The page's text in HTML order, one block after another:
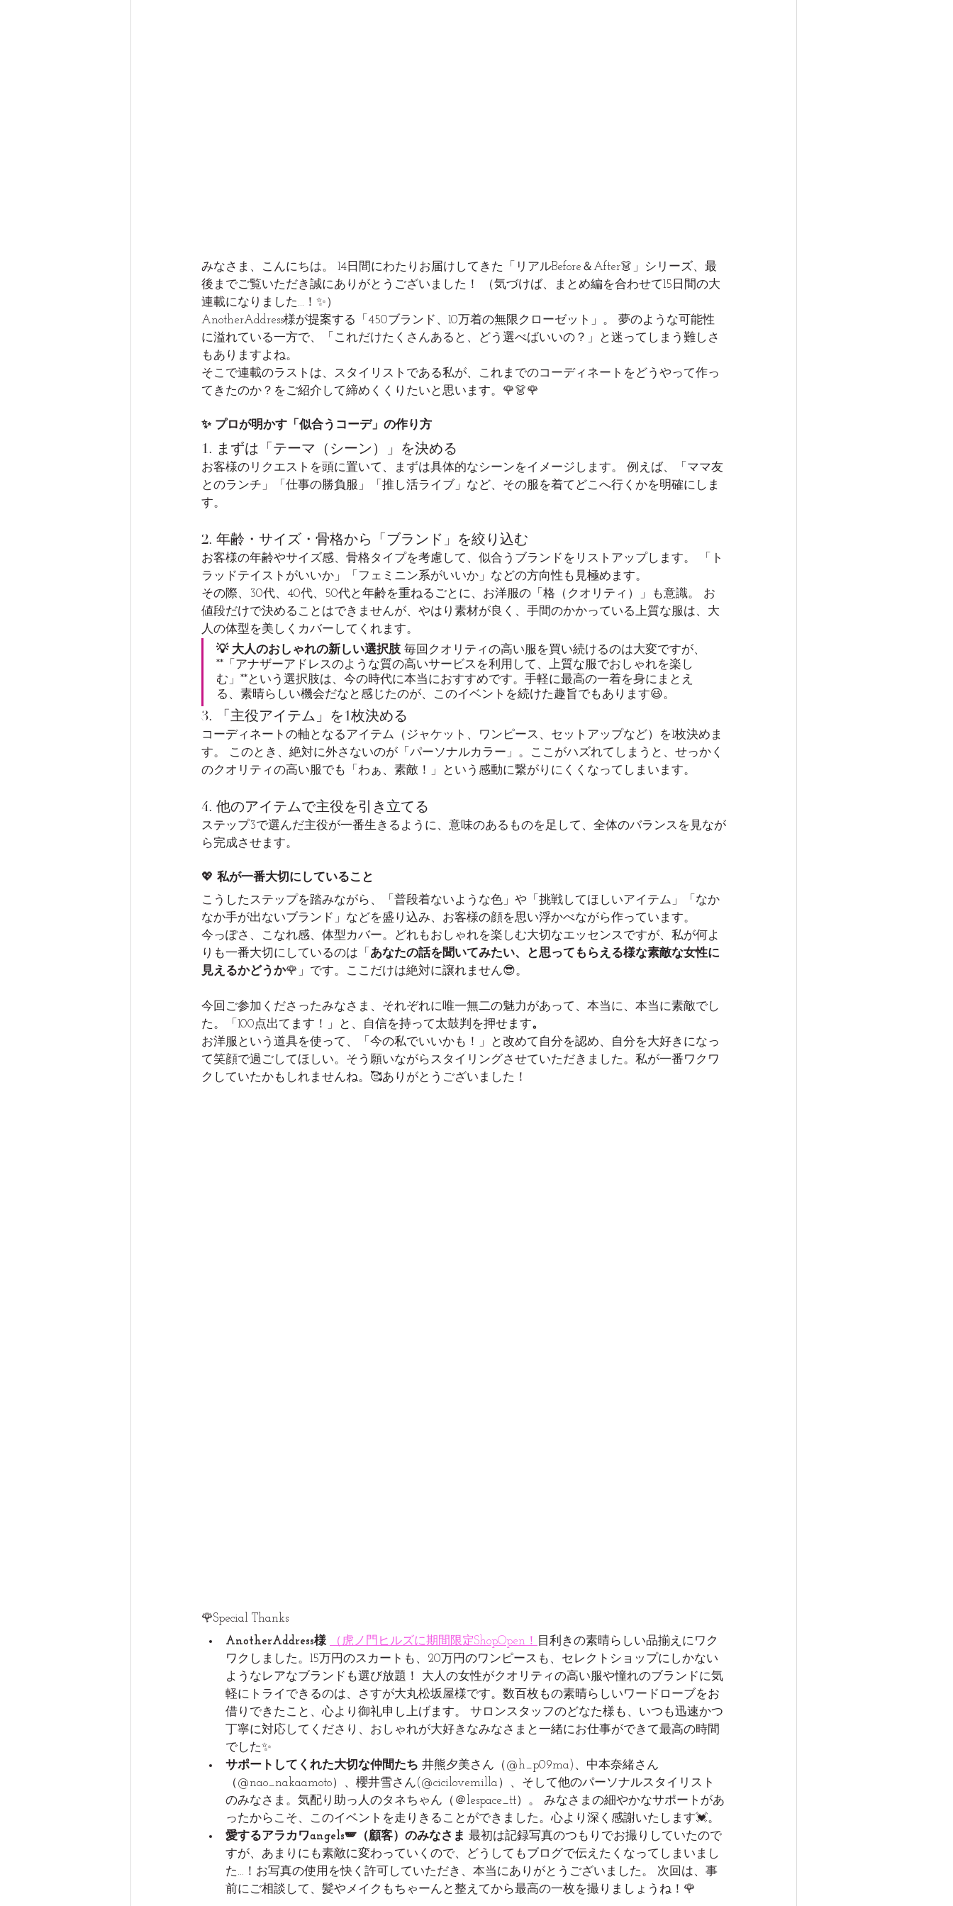
みなさま、こんにちは。 14日間にわたりお届けしてきた「リアルBefore＆After👗」シリーズ、最
後までご覧いただき誠にありがとうございました！ （気づけば、まとめ編を合わせて15日間の大
連載になりました…！✨）
AnotherAddress様が提案する「450ブランド、10万着の無限クローゼット」。 夢のような可能性
に溢れている一方で、「これだけたくさんあると、どう選べばいいの？」と迷ってしまう難しさ
もありますよね。
そこで連載のラストは、スタイリストである私が、これまでのコーディネートをどうやって作っ
てきたのか？をご紹介して締めくくりたいと思います。🌹👗🌹
✨ プロが明かす「似合うコーデ」の作り方
1. まずは「テーマ（シーン）」を決める
お客様のリクエストを頭に置いて、まずは具体的なシーンをイメージします。 例えば、「ママ友
とのランチ」「仕事の勝負服」「推し活ライブ」など、その服を着てどこへ行くかを明確にしま
す。
2. 年齢・サイズ・骨格から「ブランド」を絞り込む
お客様の年齢やサイズ感、骨格タイプを考慮して、似合うブランドをリストアップします。 「ト
ラッドテイストがいいか」「フェミニン系がいいか」などの方向性も見極めます。
その際、30代、40代、50代と年齢を重ねるごとに、お洋服の「格（クオリティ）」も意識。 お
値段だけで決めることはできませんが、やはり素材が良く、手間のかかっている上質な服は、大
人の体型を美しくカバーしてくれます。
💡 大人のおしゃれの新しい選択肢 毎回クオリティの高い服を買い続けるのは大変ですが、
**「アナザーアドレスのような質の高いサービスを利用して、上質な服でおしゃれを楽し
む」**という選択肢は、今の時代に本当におすすめです。手軽に最高の一着を身にまとえ
る、素晴らしい機会だなと感じたのが、このイベントを続けた趣旨でもあります😃。
3. 「主役アイテム」を1枚決める
コーディネートの軸となるアイテム（ジャケット、ワンピース、セットアップなど）を1枚決めま
す。 このとき、絶対に外さないのが「パーソナルカラー」。ここがハズれてしまうと、せっかく
のクオリティの高い服でも「わぁ、素敵！」という感動に繋がりにくくなってしまいます。
4. 他のアイテムで主役を引き立てる
ステップ3で選んだ主役が一番生きるように、意味のあるものを足して、全体のバランスを見なが
ら完成させます。
💖 私が一番大切にしていること
こうしたステップを踏みながら、「普段着ないような色」や「挑戦してほしいアイテム」「なか
なか手が出ないブランド」などを盛り込み、お客様の顔を思い浮かべながら作っています。
今っぽさ、こなれ感、体型カバー。どれもおしゃれを楽しむ大切なエッセンスですが、私が何よ
りも一番大切にしているのは「 あなたの話を聞いてみたい、と思ってもらえる様な素敵な女性に
見えるかどうか🌹」です。ここだけは絶対に譲れません😎。
今回ご参加くださったみなさま、それぞれに唯一無二の魅力があって、本当に、本当に素敵でし
た。「100点出てます！」と、自信を持って太鼓判を押せます。
お洋服という道具を使って、「今の私でいいかも！」と改めて自分を認め、自分を大好きになっ
て笑顔で過ごしてほしい。そう願いながらスタイリングさせていただきました。私が一番ワクワ
クしていたかもしれませんね。🥰ありがとうございました！
🌹Special Thanks
AnotherAddress様
（ 虎ノ門ヒルズに期間限定ShopOpen！ 目利きの素晴らしい品揃えにワク
ワクしました。15万円のスカートも、20万円のワンピースも、セレクトショップにしかない
ようなレアなブランドも選び放題！ 大人の女性がクオリティの高い服や憧れのブランドに気
軽にトライできるのは、さすが大丸松坂屋様です。数百枚もの素晴らしいワードローブをお
借りできたこと、心より御礼申し上げます。 サロンスタッフのどなた様も、いつも迅速かつ
丁寧に対応してくださり、おしゃれが大好きなみなさまと一緒にお仕事ができて最高の時間
でした✨
サポートしてくれた大切な仲間たち 井熊夕美さん（@h_p09ma)、中本奈緒さん
（@nao_nakaamoto）、櫻井雪さん(@cicilovemilla）、そして他のパーソナルスタイリスト
のみなさま。気配り助っ人のタネちゃん（＠lespace_tt）。 みなさまの細やかなサポートがあ
ったからこそ、このイベントを走りきることができました。心より深く感謝いたします💓。
愛するアラカワangels🪽（顧客）のみなさま 最初は記録写真のつもりでお撮りしていたので
すが、あまりにも素敵に変わっていくので、どうしてもブログで伝えたくなってしまいまし
た…！お写真の使用を快く許可していただき、本当にありがとうございました。 次回は、事
前にご相談して、髪やメイクもちゃーんと整えてから最高の一枚を撮りましょうね！🌹